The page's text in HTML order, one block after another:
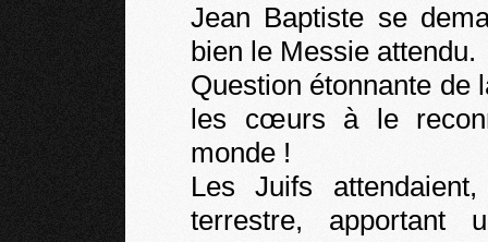
Jean Baptiste se
bien le Messie attendu.
Question étonnante de
les cœurs à le
monde !
Les Juifs
terrestre, apportant